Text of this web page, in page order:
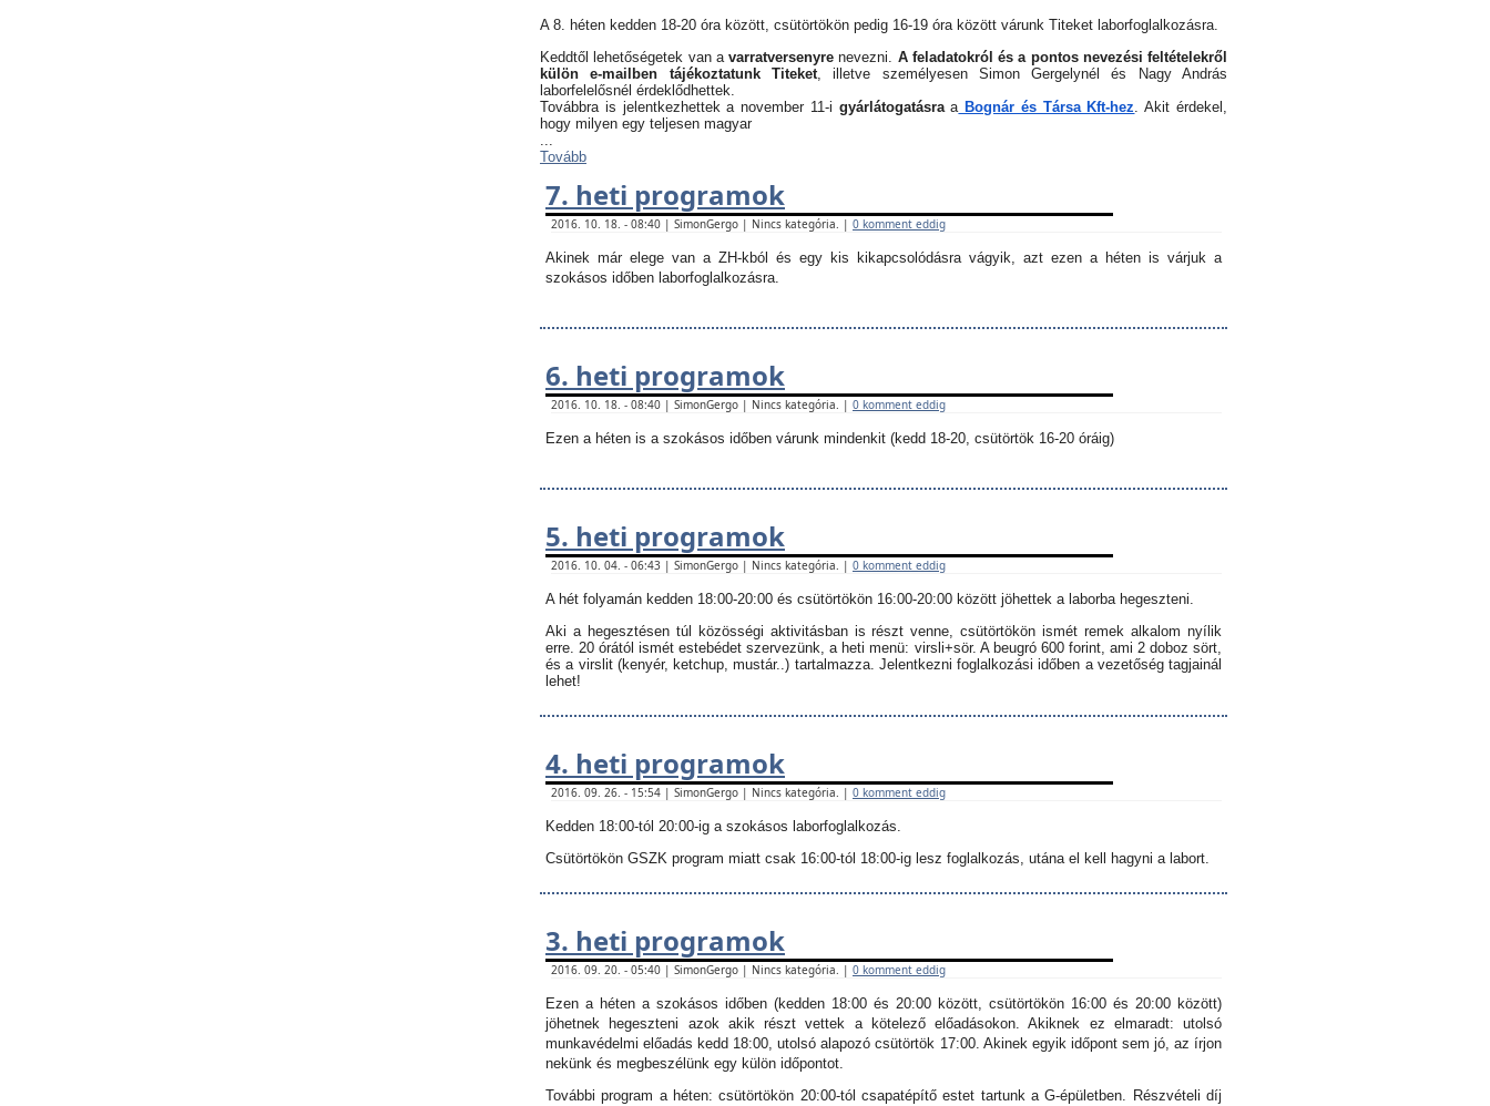
A 8. héten kedden 18-20 óra között, csütörtökön pedig 16-19 óra között várunk Titeket laborfoglalkozásra.
Keddtől lehetőségetek van a varratversenyrenevezni. A feladatokról és a pontos nevezési feltételekről
külön e-mailben tájékoztatunk Titeket, illetve személyesen Simon Gergelynél és Nagy András
laborfelelősnél érdeklődhettek.
Továbbra is jelentkezhettek a november 11-i gyárlátogatásraaBognár és Társa Kft-hez. Akit érdekel,
hogy milyen egy teljesen magyar
...
Tovább
7. heti programok
2016. 10. 18. - 08:40 | SimonGergo | Nincs kategória. | 0 komment eddig
Akinek már elege van a ZH-kból és egy kis kikapcsolódásra vágyik, azt ezen a héten is várjuk a
szokásos időben laborfoglalkozásra.
6. heti programok
2016. 10. 18. - 08:40 | SimonGergo | Nincs kategória. | 0 komment eddig
Ezen a héten is a szokásos időben várunk mindenkit (kedd 18-20, csütörtök 16-20 óráig)
5. heti programok
2016. 10. 04. - 06:43 | SimonGergo | Nincs kategória. | 0 komment eddig
A hét folyamán kedden 18:00-20:00 és csütörtökön 16:00-20:00 között jöhettek a laborba hegeszteni.
Aki a hegesztésen túl közösségi aktivitásban is részt venne, csütörtökön ismét remek alkalom nyílik
erre. 20 órától ismét estebédet szervezünk, a heti menü: virsli+sör. A beugró 600 forint, ami 2 doboz sört,
és a virslit (kenyér, ketchup, mustár..) tartalmazza. Jelentkezni foglalkozási időben a vezetőség tagjainál
lehet!
4. heti programok
2016. 09. 26. - 15:54 | SimonGergo | Nincs kategória. | 0 komment eddig
Kedden 18:00-tól 20:00-ig a szokásos laborfoglalkozás.
Csütörtökön GSZK program miatt csak 16:00-tól 18:00-ig lesz foglalkozás, utána el kell hagyni a labort.
3. heti programok
2016. 09. 20. - 05:40 | SimonGergo | Nincs kategória. | 0 komment eddig
Ezen a héten a szokásos időben (kedden 18:00 és 20:00 között, csütörtökön 16:00 és 20:00 között)
jöhetnek hegeszteni azok akik részt vettek a kötelező előadásokon. Akiknek ez elmaradt: utolsó
munkavédelmi előadás kedd 18:00, utolsó alapozó csütörtök 17:00. Akinek egyik időpont sem jó, az írjon
nekünk és megbeszélünk egy külön időpontot.
További program a héten: csütörtökön 20:00-tól csapatépítő estet tartunk a G-épületben. Részvételi díj